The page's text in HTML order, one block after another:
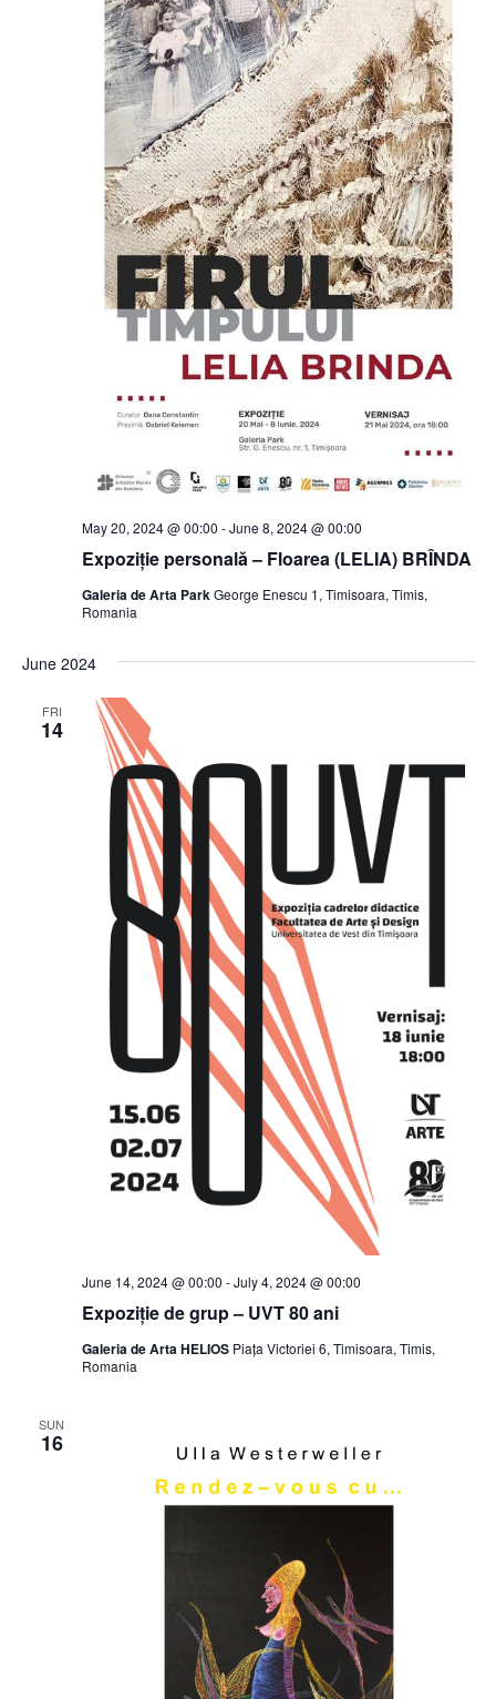
Expoziție personală – Floarea (LELIA) BRÎNDA
May 20, 2024 @ 00:00 -June 8, 2024 @ 00:00
Galeria de Arta ParkGeorge Enescu 1, Timisoara, Timis,
Romania
June 2024
FRI
14
Expoziție de grup – UVT 80 ani
June 14, 2024 @ 00:00 -July 4, 2024 @ 00:00
Galeria de Arta HELIOS Piața Victoriei 6, Timisoara, Timis,
Romania
SUN
16